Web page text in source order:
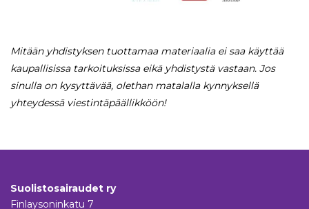
Mitään yhdistyksen tuottamaa materiaalia ei saa käyttää
kaupallisissa tarkoituksissa eikä yhdistystä vastaan. Jos
sinulla on kysyttävää, olethan matalalla kynnyksellä
yhteydessä viestintäpäällikköön!
Suolistosairaudet ry
Finlaysoninkatu 7